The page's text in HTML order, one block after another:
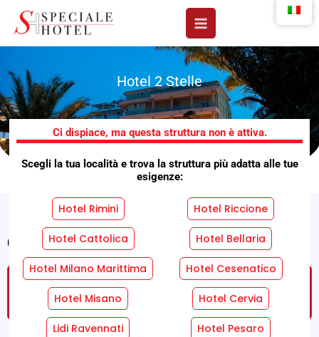
contenuto
Ci dispiace, ma questa struttura non è attiva.
Scegli la tua località e trova la struttura più adatta alle tue
esigenze:
Hotel Rimini Hotel Riccione
Hotel Cattolica Hotel Bellaria
Hotel Milano Marittima Hotel Cesenatico
Hotel Misano Hotel Cervia
Lidi Ravennati Hotel Pesaro
Hotel 2 Stelle
Hotel Villa Mauri
Home Strutture»Hotel Villa Mauri
RICHIEDI UN PREVENTIVO GRATUITO SENZA